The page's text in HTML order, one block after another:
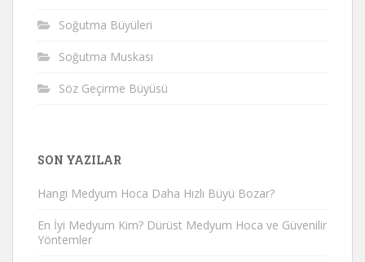
Soğutma Büyüleri
Soğutma Muskası
Söz Geçirme Büyüsü
SON YAZILAR
Hangi Medyum Hoca Daha Hızlı Büyü Bozar?
En İyi Medyum Kim? Dürüst Medyum Hoca ve Güvenilir
Yöntemler